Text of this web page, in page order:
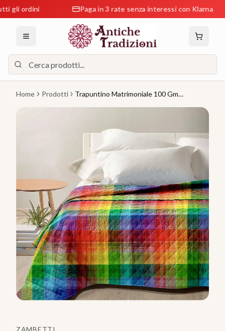
Paga in 3 rate senza interessi con Klarna
Home Prodotti
Trapuntino Matrimoniale 100 Gm
ZAMBETTI